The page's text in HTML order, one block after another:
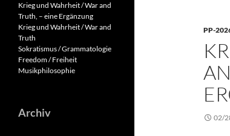
PP-
02/
Krieg und Wahrheit / War and
Truth, – eine Ergänzung
Krieg und Wahrheit / War and
Truth
Sokratismus / Grammatologie
Freedom / Freiheit
Musikphilosophie
Archiv